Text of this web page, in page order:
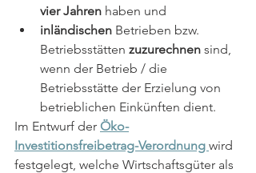
vier Jahren haben und
inländischen Betrieben bzw.
Betriebsstätten zuzurechnen sind,
wenn der Betrieb / die
Betriebsstätte der Erzielung von
betrieblichen Einkünften dient.
Im Entwurf der Öko-
Investitionsfreibetrag-Verordnung wird
festgelegt, welche Wirtschaftsgüter als